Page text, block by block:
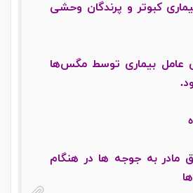
کبوتر و پرندگان وحشی
عامل بیماری توسط مگس‌ها
مادر به جوجه ها در هنگام